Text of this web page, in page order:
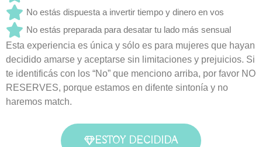
No estás dispuesta a invertir tiempo y dinero en vos
No estás preparada para desatar tu lado más sensual
Esta experiencia es única y sólo es para mujeres que hayan
decidido amarse y aceptarse sin limitaciones y prejuicios. Si
te identificás con los “No” que menciono arriba, por favor NO
RESERVES, porque estamos en difente sintonía y no
haremos match.
ESTOY DECIDIDA